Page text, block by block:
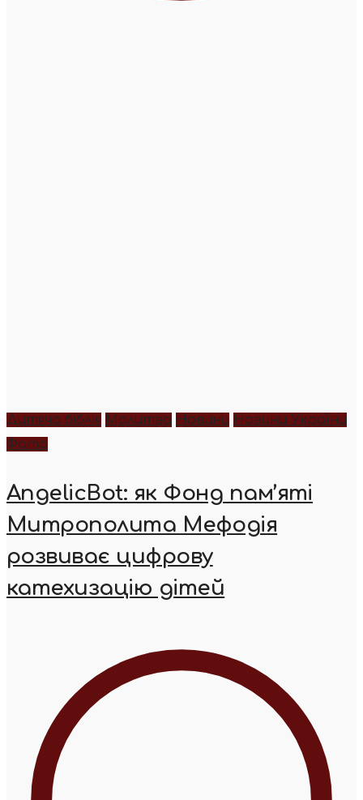
Дитяча біблія Молитва Новини Новини України
Фото
AngelicBot: як Фонд пам’яті
Митрополита Мефодія
розвиває цифрову
катехизацію дітей